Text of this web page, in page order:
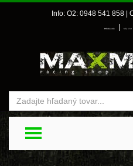
Info: O2: 0948 541 858 |
Prihlásenie Môj účet
TOGGLE